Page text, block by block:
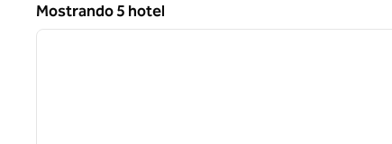
Mostrando 5 hotel
Mostrando 5 hotel
1 de 9